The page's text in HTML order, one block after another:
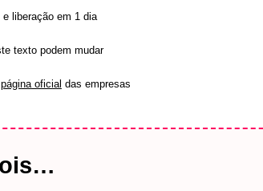
liberação em 1 dia
texto podem mudar
página oficial das empresas